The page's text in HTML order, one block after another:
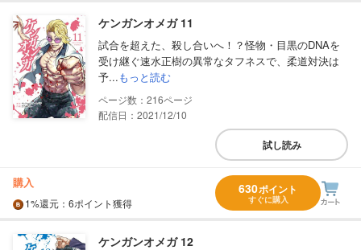
ケンガンオメガ 11
試合を超えた、殺し合いへ！？怪物・目黒のDNAを
受け継ぐ速水正樹の異常なタフネスで、柔道対決は
予...もっと読む
216
配信日：2021/12/10
試し読み
購入
1%還元 ：6ポイント獲得
630ポイント
すぐに購入
ケンガンオメガ 12